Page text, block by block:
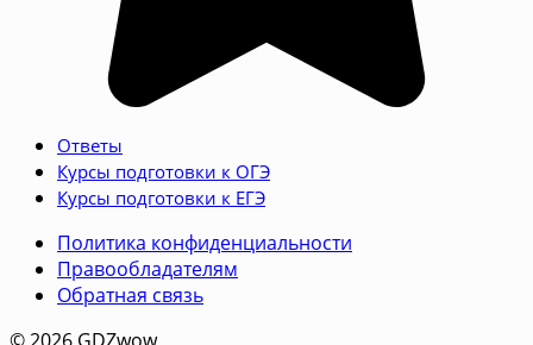
Ответы
Курсы подготовки к ОГЭ
Курсы подготовки к ЕГЭ
Политика конфиденциальности
Правообладателям
Обратная связь